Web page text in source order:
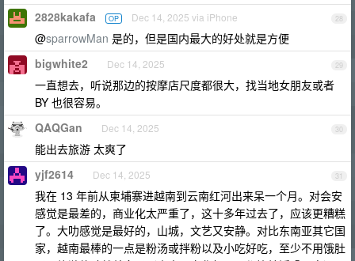
28
2828kakafa OP Dec 14, 2025 via iPhone
@sparrowMan 是的，但是国内最大的好处就是方便
29
bigwhite2 Dec 14, 2025
一直想去，听说那边的按摩店尺度都很大，找当地女朋友或者
BY 也很容易。
30
QAQGan Dec 14, 2025
能出去旅游 太爽了
31
yjf2614 Dec 14, 2025
我在 13 年前从柬埔寨进越南到云南红河出来呆一个月。对会安
感觉是最差的，商业化太严重了，这十多年过去了，应该更糟糕
了。大叻感觉是最好的，山城，文艺又安静。对比东南亚其它国
家，越南最棒的一点是粉汤或拌粉以及小吃好吃，至少不用饿肚